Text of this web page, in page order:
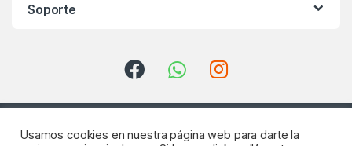
Soporte
Usamos cookies en nuestra página web para darte la